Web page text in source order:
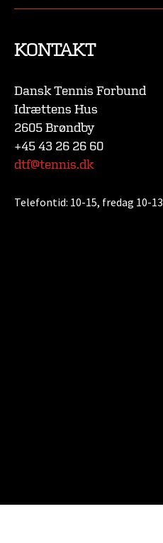
KONTAKT
Dansk Tennis Forbund
Idrættens Hus
2605 Brøndby
+45 43 26 26 60
dtf@tennis.dk
Telefontid: 10-15, fredag 10-13